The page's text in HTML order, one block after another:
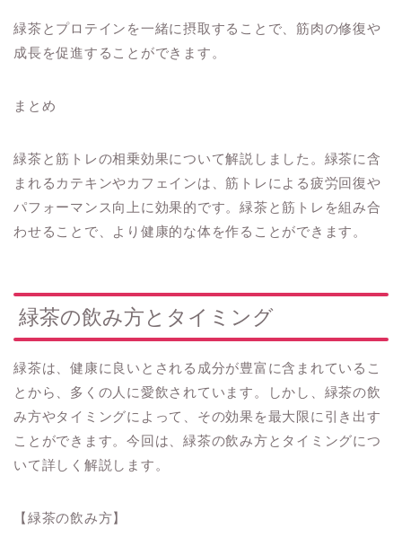
緑茶とプロテインを一緒に摂取することで、筋肉の修復や
成長を促進することができます。
まとめ
緑茶と筋トレの相乗効果について解説しました。緑茶に含
まれるカテキンやカフェインは、筋トレによる疲労回復や
パフォーマンス向上に効果的です。緑茶と筋トレを組み合
わせることで、より健康的な体を作ることができます。
緑茶の飲み方とタイミング
緑茶は、健康に良いとされる成分が豊富に含まれているこ
とから、多くの人に愛飲されています。しかし、緑茶の飲
み方やタイミングによって、その効果を最大限に引き出す
ことができます。今回は、緑茶の飲み方とタイミングにつ
いて詳しく解説します。
【緑茶の飲み方】